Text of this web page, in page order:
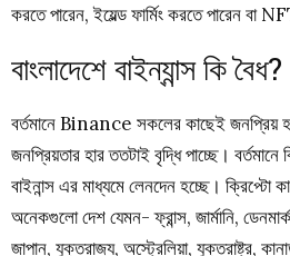
করতে পারেন, ইয়েল্ড ফার্মিং করতে পারেন বা
বাংলাদেশে বাইন্যান্স কি বৈধ?
বর্তমানে Binance সকলের কাছেই জনপ্রিয়
জনপ্রিয়তার হার ততটাই বৃদ্ধি পাচ্ছে।
বাইনান্স এর মাধ্যমে লেনদেন হচ্ছে। ক্রিপ্টো
অনেকগুলো দেশ যেমন- ফ্রান্স, জার্মানি,
জাপান, যুক্তরাজ্য, অস্ট্রেলিয়া, যুক্তরাষ্ট্র,